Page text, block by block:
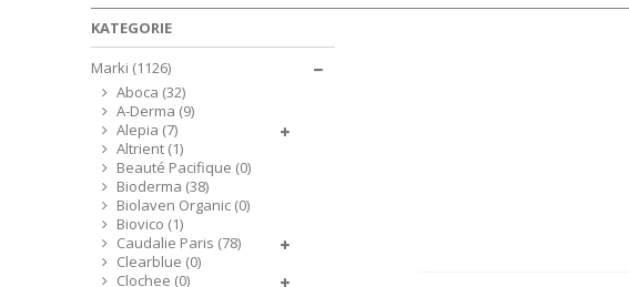
KATEGORIE
Marki (1126)
Aboca (32)
A-Derma (9)
Alepia (7)
Altrient (1)
Beauté Pacifique (0)
Bioderma (38)
Biolaven Organic (0)
Biovico (1)
Caudalie Paris (78)
Clearblue (0)
Clochee (0)